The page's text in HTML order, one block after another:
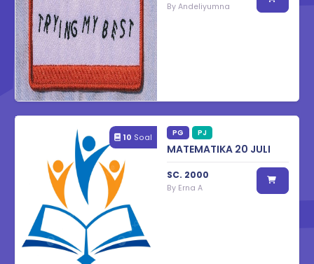
By Andeliyumna
10 Soal PG PJ
MATEMATIKA 20 JULI
SC. 2000
By Erna A